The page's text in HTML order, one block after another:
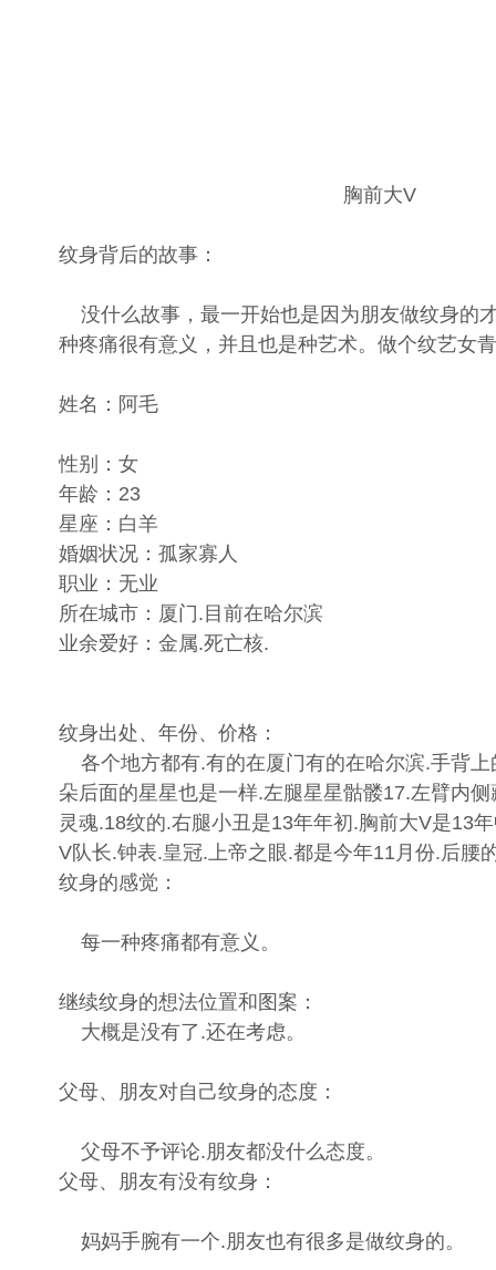
​​胸前大V
​纹身背后的故事：
没什么故事，最一开始也是因为朋友做纹身的
种疼痛很有意义，并且也是种艺术。做个纹艺女
姓名：阿毛
性别：女​
年龄：23​
星座：白羊​
婚姻状况：孤家寡人​
职业：无业​
所在城市：厦门.目前在哈尔滨​
业余爱好：金属.死亡核.
纹身出处、年份、价格：​
各个地方都有.有的在厦门有的在哈尔滨.手背上
朵后面的星星也是一样.左腿星星骷髅17.左臂内
灵魂.18纹的.右腿小丑是13年年初.胸前大V是13
V队长.钟表.皇冠.上帝之眼.都是今年11月份.后腰
纹身的感觉：
每一种疼痛都有意义。​
继续纹身的想法位置和图案：​
大概是没有了.还在考虑。​
父母、朋友对自己纹身的态度：
父母不予评论.朋友都没什么态度。​
父母、朋友有没有纹身：
妈妈手腕有一个.朋友也有很多是做纹身的。